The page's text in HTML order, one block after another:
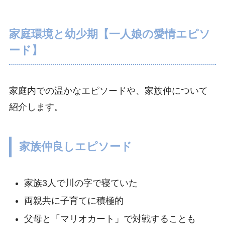
家庭環境と幼少期【一人娘の愛情エピソ
ード】
家庭内での温かなエピソードや、家族仲について
紹介します。
家族仲良しエピソード
家族3人で川の字で寝ていた
両親共に子育てに積極的
父母と「マリオカート」で対戦することも